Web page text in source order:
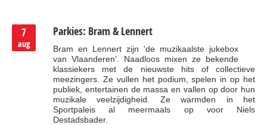
Activiteitenlijst
Parkies: Bram & Lennert
Bram en Lennert zijn 'de muzikaalste jukebox
van Vlaanderen'. Naadloos mixen ze bekende
klassiekers met de nieuwste hits of collectieve
meezingers. Ze vullen het podium, spelen in op het
publiek, entertainen de massa en vallen op door hun
muzikale veelzijdigheid. Ze warmden in het
Sportpaleis al meermaals op voor Niels
Destadsbader.
7
aug